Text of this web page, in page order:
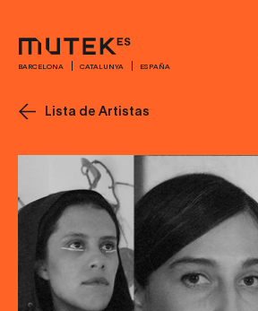
BARCELONA CATALUNYA ESPAÑA
Lista de Artistas